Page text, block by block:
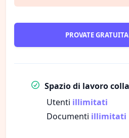
PROVATE
Spazio di lavoro
Utenti illimitati
Documenti illimitati